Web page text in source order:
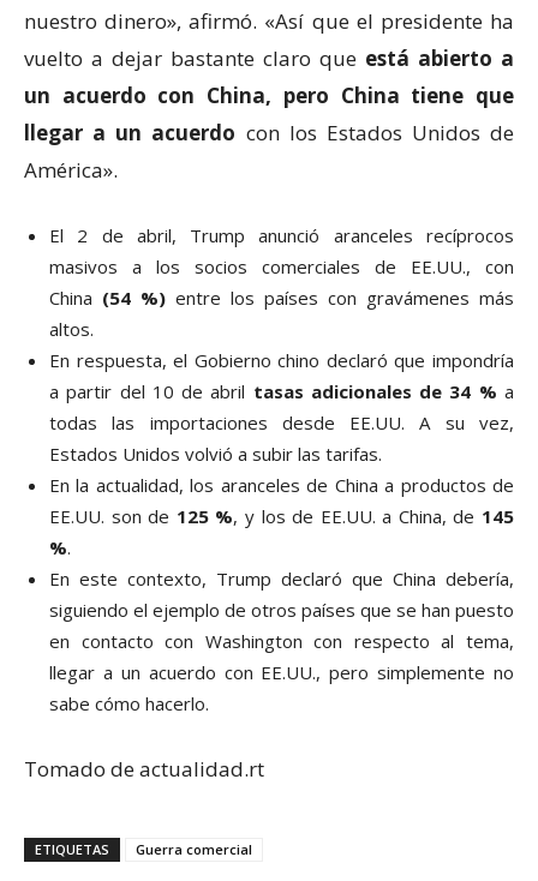
nuestro dinero», afirmó. «Así que el presidente ha
vuelto a dejar bastante claro que está abierto a
un acuerdo con China, pero China tiene que
llegar a un acuerdo con los Estados Unidos de
América».
El 2 de abril, Trump anunció aranceles recíprocos
masivos a los socios comerciales de EE.UU., con
China (54 %) entre los países con gravámenes más
altos.
En respuesta, el Gobierno chino declaró que impondría
a partir del 10 de abril tasas adicionales de 34 %a
todas las importaciones desde EE.UU. A su vez,
Estados Unidos volvió a subir las tarifas.
En la actualidad, los aranceles de China a productos de
EE.UU. son de 125 %, y los de EE.UU. a China, de 145
%.
En este contexto, Trump declaró que China debería,
siguiendo el ejemplo de otros países que se han puesto
en contacto con Washington con respecto al tema,
llegar a un acuerdo con EE.UU., pero simplemente no
sabe cómo hacerlo.
Tomado de actualidad.rt
ETIQUETAS Guerra comercial